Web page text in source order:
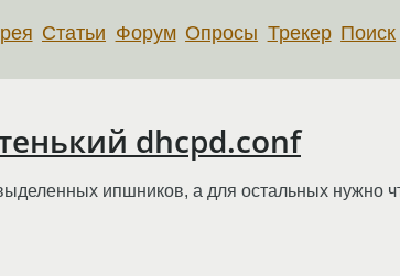
Статьи Форум Опросы Трекер Поиск
dhcpd.conf
ипшников, а для остальных нужно